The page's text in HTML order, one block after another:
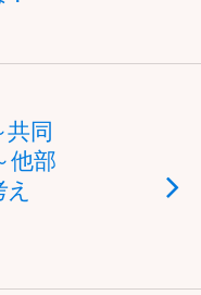
同
他部